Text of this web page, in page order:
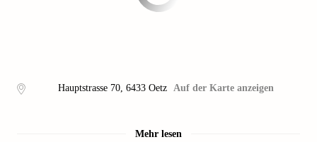
Hauptstrasse 70, 6433 Oetz Auf der Karte anzeigen
Mehr lesen